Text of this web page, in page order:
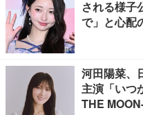
される様子
で」と心配
河田陽菜、
主演「いつ
THE